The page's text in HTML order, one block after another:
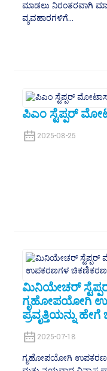
ಮಾಡಲು ನಿರಂತರವಾಗಿ
ವ್ಯವಹಾರಗಳಿಗೆ...
ಪಿಎಂ ಸ್ಟೆಪ್ಪರ್
2025-08-25
ಮಿನಿಯೇಚರ್
ಗೃಹೋಪಯೋಗಿ
ಪ್ರವೃತ್ತಿಯನ್ನು
2025-07-18
ಗೃಹೋಪಯೋಗಿ